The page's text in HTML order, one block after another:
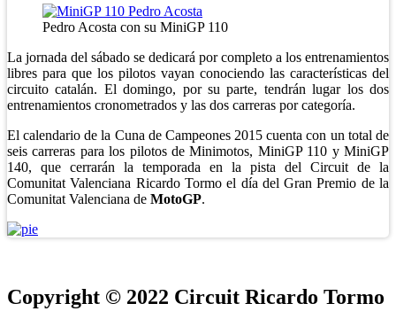
Pedro Acosta con su MiniGP 110
La jornada del sábado se dedicará por completo a los entrenamientos
libres para que los pilotos vayan conociendo las características del
circuito catalán. El domingo, por su parte, tendrán lugar los dos
entrenamientos cronometrados y las dos carreras por categoría.
El calendario de la Cuna de Campeones 2015 cuenta con un total de
seis carreras para los pilotos de Minimotos, MiniGP 110 y MiniGP
140, que cerrarán la temporada en la pista del Circuit de la
Comunitat Valenciana Ricardo Tormo el día del Gran Premio de la
Comunitat Valenciana de MotoGP.
Copyright © 2022 Circuit Ricardo Tormo